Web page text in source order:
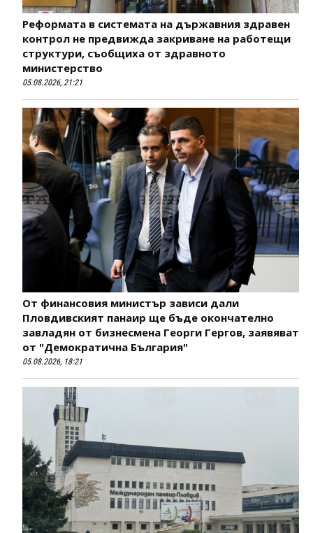
Реформата в системата на държавния здравен
контрол не предвижда закриване на работещи
структури, съобщиха от здравното
министерство
05.08.2026, 21:21
От финансовия министър зависи дали
Пловдивският панаир ще бъде окончателно
завладян от бизнесмена Георги Гергов, заявяват
от "Демократична България"
05.08.2026, 18:21